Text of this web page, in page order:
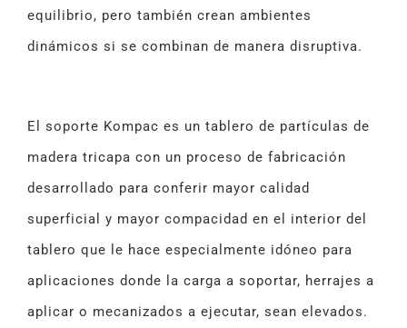
equilibrio, pero también crean ambientes
dinámicos si se combinan de manera disruptiva.
El soporte Kompac es un tablero de partículas de
madera tricapa con un proceso de fabricación
desarrollado para conferir mayor calidad
superficial y mayor compacidad en el interior del
tablero que le hace especialmente idóneo para
aplicaciones donde la carga a soportar, herrajes a
aplicar o mecanizados a ejecutar, sean elevados.